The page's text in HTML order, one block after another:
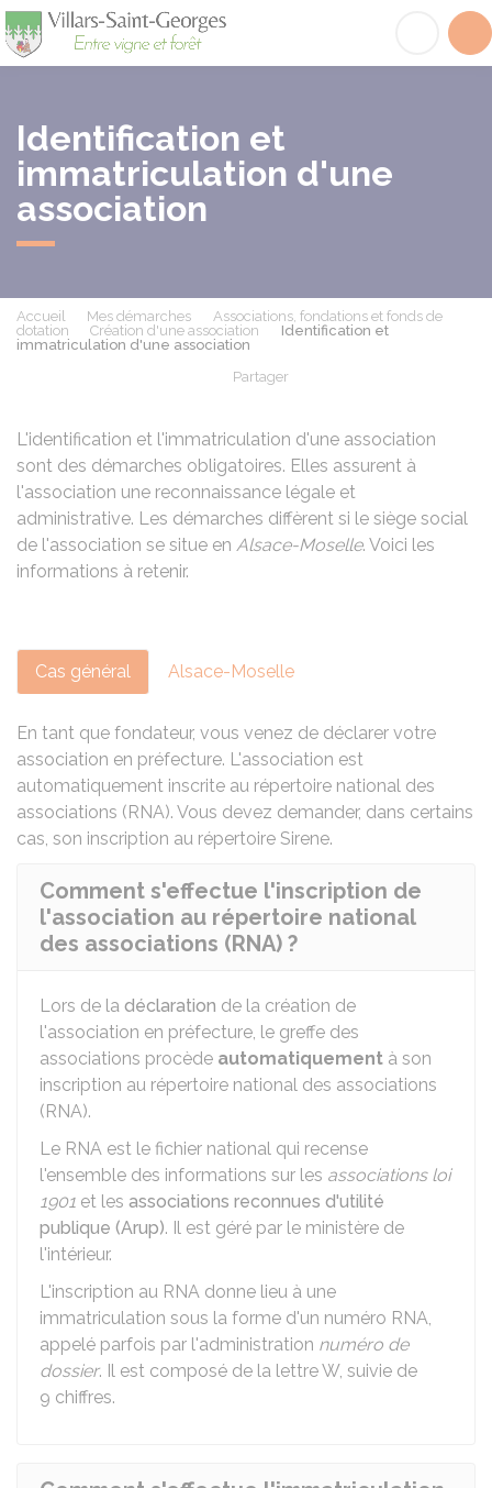
Identification et
immatriculation d'une
association
Accueil Mes démarches
Associations, fondations et fonds de
dotation
Création d'une association
Identification et
immatriculation d'une association
Partager
L'identification et l'immatriculation d'une association
sont des démarches obligatoires. Elles assurent à
l'association une reconnaissance légale et
administrative. Les démarches diffèrent si le siège social
de l'association se situe en Alsace-Moselle. Voici les
informations à retenir.
Cas général Alsace-Moselle
En tant que fondateur, vous venez de déclarer votre
association en préfecture. L'association est
automatiquement inscrite au répertoire national des
associations (RNA). Vous devez demander, dans certains
cas, son inscription au répertoire Sirene.
Comment s'effectue l'inscription de
l'association au répertoire national
des associations (RNA) ?
Lors de la déclaration de la création de
l'association en préfecture, le greffe des
associations procède automatiquement à son
inscription au répertoire national des associations
(RNA).
Le RNA est le fichier national qui recense
l'ensemble des informations sur les associations loi
1901 et les associations reconnues d'utilité
publique (Arup). Il est géré par le ministère de
l'intérieur.
L'inscription au RNA donne lieu à une
immatriculation sous la forme d'un numéro RNA,
appelé parfois par l'administration numéro de
dossier. Il est composé de la lettre W, suivie de
9 chiffres.